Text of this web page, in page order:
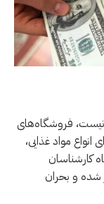
فروشگاه‌های
مواد غذایی،
کارشناسان
شده و بحران